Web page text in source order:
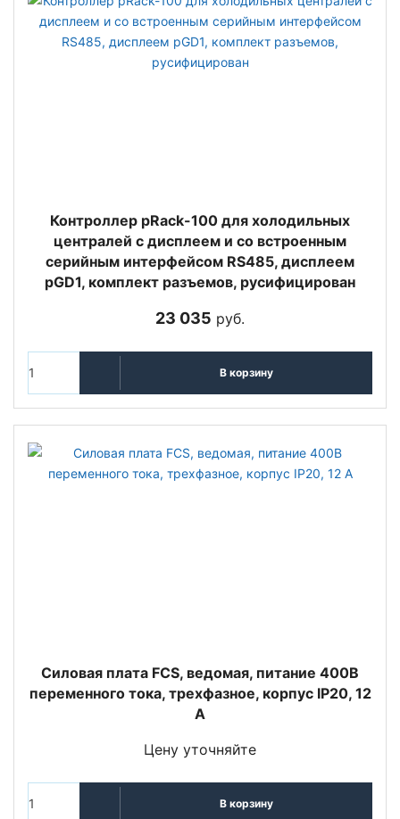
Контроллер pRack-100 для холодильных
централей с дисплеем и со встроенным
серийным интерфейсом RS485, дисплеем
pGD1, комплект разъемов, русифицирован
23 035 руб.
В корзину
Силовая плата FCS, ведомая, питание 400В
переменного тока, трехфазное, корпус IP20, 12
A
Цену уточняйте
В корзину